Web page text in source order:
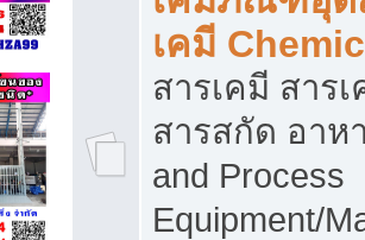
เคมี
สารเคมี สาร
สารสกัด อาห
and Process
Equipment/